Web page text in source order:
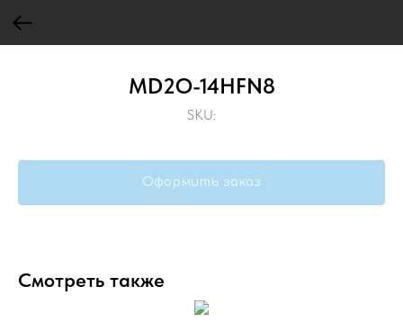
MD2O-14HFN8
SKU:
Оформить заказ
Смотреть также